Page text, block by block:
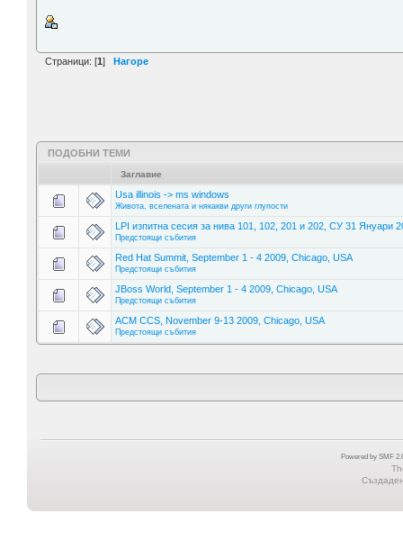
Страници: [1 ] Нагоре
ПОДОБНИ ТЕМИ
Заглавие
Usa illinois -> ms windows
Живота, вселената и някакви други глупости
LPI изпитна сесия за нива 101, 102, 201 и 202, СУ 31 Януари
Предстоящи събития
Red Hat Summit, September 1 - 4 2009, Chicago, USA
Предстоящи събития
JBoss World, September 1 - 4 2009, Chicago, USA
Предстоящи събития
ACM CCS, November 9-13 2009, Chicago, USA
Предстоящи събития
Powered by SMF